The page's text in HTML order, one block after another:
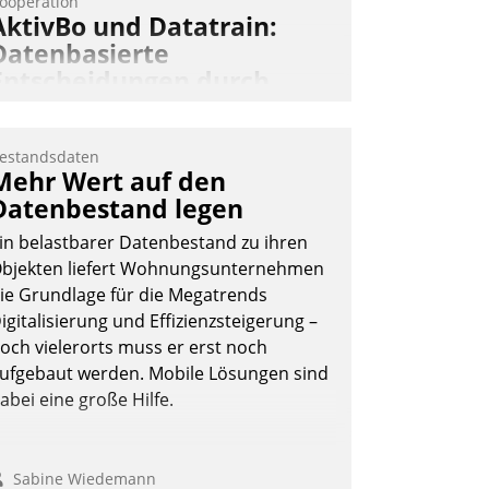
und Datatrain:
und Datatrain kooperieren –
profitieren: Die
Integration der Lösungen von
und Datatrain ermöglicht
ausgelöste, zielgerichtete
– eine starke
für intelligente, datengestützte
Wert auf den
legen
belastbarer Datenbestand zu ihren
liefert Wohnungsunternehmen
Grundlage für die Megatrends
und Effizienzsteigerung –
vielerorts muss er erst noch
werden. Mobile Lösungen sind
eine große Hilfe.
Sabine Wiedemann